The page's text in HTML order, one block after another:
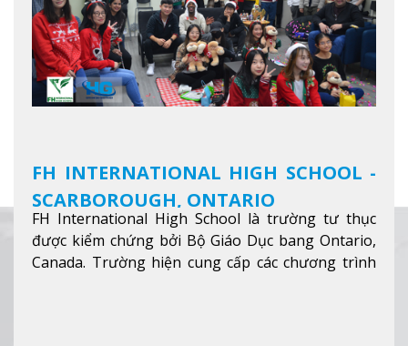
FH INTERNATIONAL HIGH SCHOOL -
SCARBOROUGH, ONTARIO
FH International High School là trường tư thục
được kiểm chứng bởi Bộ Giáo Dục bang Ontario,
Canada. Trường hiện cung cấp các chương trình